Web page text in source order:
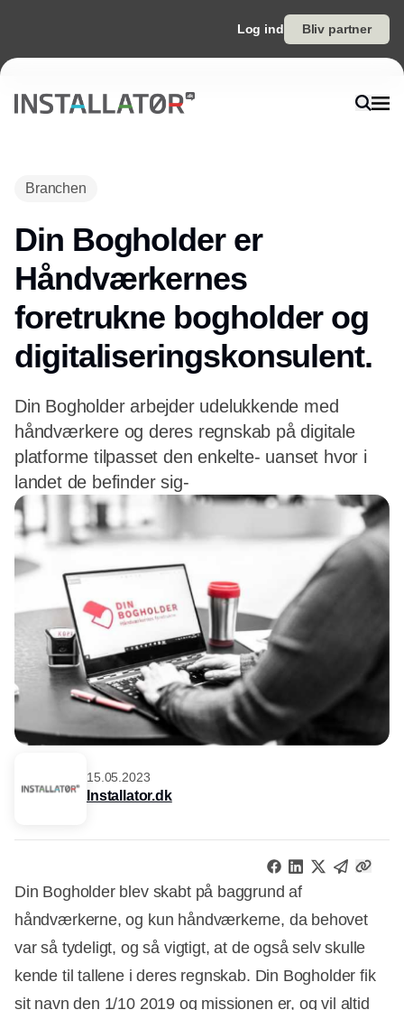
Log ind Bliv partner
Branchen
Din Bogholder er
Håndværkernes
foretrukne bogholder og
digitaliseringskonsulent.
Din Bogholder arbejder udelukkende med
håndværkere og deres regnskab på digitale
platforme tilpasset den enkelte- uanset hvor i
landet de befinder sig-
15.05.2023
Installator.dk
Din Bogholder blev skabt på baggrund af
håndværkerne, og kun håndværkerne, da behovet
var så tydeligt, og så vigtigt, at de også selv skulle
kende til tallene i deres regnskab. Din Bogholder fik
sit navn den 1/10 2019 og missionen er, og vil altid